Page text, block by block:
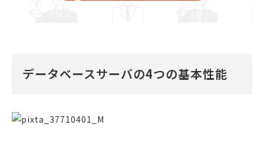
データベースサーバの4つの基本性能